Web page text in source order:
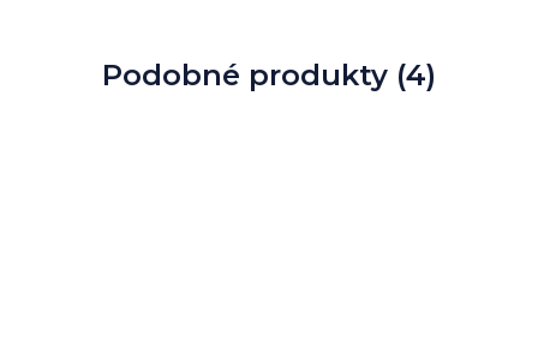
Podobné produkty (4)